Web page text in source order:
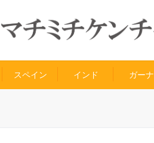
スペイン インド ガーナ